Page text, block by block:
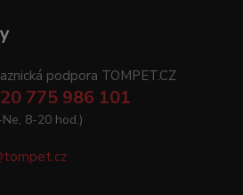
podpora TOMPET.CZ
775 986 101
Ne, 8-20 hod.)